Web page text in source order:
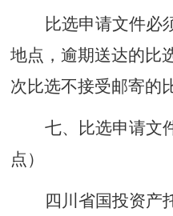
比选申请文件必
地点，逾期送达的比
次比选不接受邮寄的
七、比选申请文
点）
四川省国投资产